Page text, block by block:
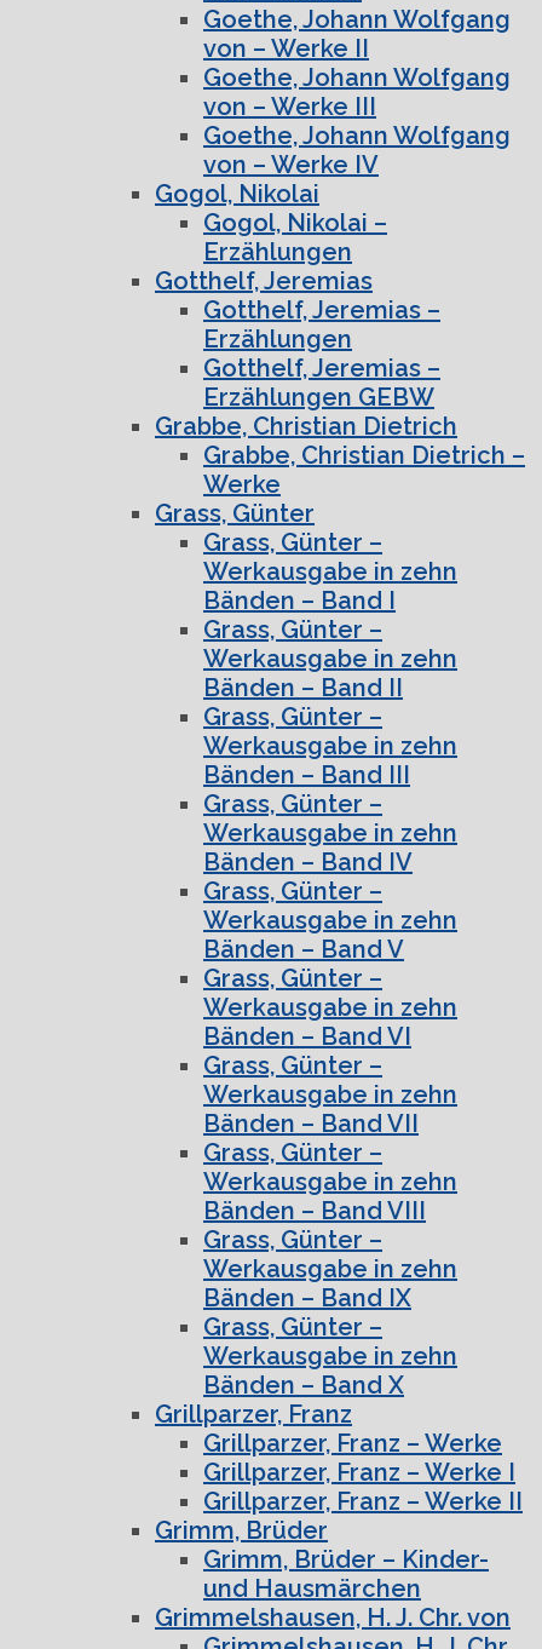
Goethe, Johann Wolfgang
von – Werke II
Goethe, Johann Wolfgang
von – Werke III
Goethe, Johann Wolfgang
von – Werke IV
Gogol, Nikolai
Gogol, Nikolai –
Erzählungen
Gotthelf, Jeremias
Gotthelf, Jeremias –
Erzählungen
Gotthelf, Jeremias –
Erzählungen GEBW
Grabbe, Christian Dietrich
Grabbe, Christian Dietrich –
Werke
Grass, Günter
Grass, Günter –
Werkausgabe in zehn
Bänden – Band I
Grass, Günter –
Werkausgabe in zehn
Bänden – Band II
Grass, Günter –
Werkausgabe in zehn
Bänden – Band III
Grass, Günter –
Werkausgabe in zehn
Bänden – Band IV
Grass, Günter –
Werkausgabe in zehn
Bänden – Band V
Grass, Günter –
Werkausgabe in zehn
Bänden – Band VI
Grass, Günter –
Werkausgabe in zehn
Bänden – Band VII
Grass, Günter –
Werkausgabe in zehn
Bänden – Band VIII
Grass, Günter –
Werkausgabe in zehn
Bänden – Band IX
Grass, Günter –
Werkausgabe in zehn
Bänden – Band X
Grillparzer, Franz
Grillparzer, Franz – Werke
Grillparzer, Franz – Werke I
Grillparzer, Franz – Werke II
Grimm, Brüder
Grimm, Brüder – Kinder-
und Hausmärchen
Grimmelshausen, H. J. Chr. von